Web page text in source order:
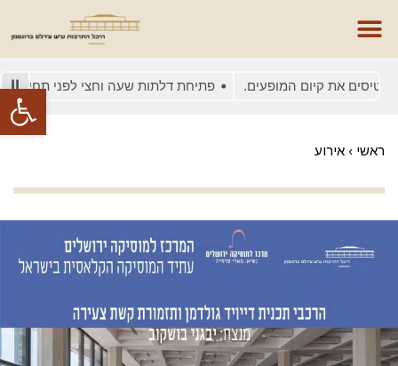
פתח את קיום המופעים. פתיחת דלתות שעה וחצי לפני תחילת
ראשי › אירוע